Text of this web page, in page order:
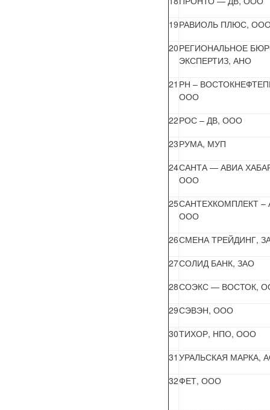
19РАВИОЛЬ ПЛЮС,
20РЕГИОНАЛЬНОЕ
ЭКСПЕРТИЗ, АНО
21 РН –
ООО
22РОС – ДВ, ООО
23РУМА, МУП
24САНТА — АВИА
ООО
25САНТЕХКОМПЛЕКТ –
ООО
26СМЕНА ТРЕЙДИНГ,
27СОЛИД БАНК, ЗАО
28СОЭКС — ВОСТОК,
29СЭВЭН, ООО
30ТИХОР, НПО, ООО
31 УРАЛЬСКАЯ МАРКА,
32ФЕТ, ООО